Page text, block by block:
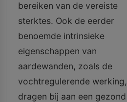
bereiken van de vereiste
sterktes. Ook de eerder
benoemde intrinsieke
eigenschappen van
aardewanden, zoals de
vochtregulerende werking,
dragen bij aan een gezond